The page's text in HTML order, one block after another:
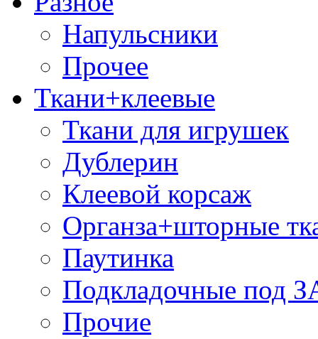
Напульсники
Прочее
Ткани+клеевые
Ткани для игрушек
Дублерин
Клеевой корсаж
Органза+шторные
Паутинка
Подкладочные под
Прочие